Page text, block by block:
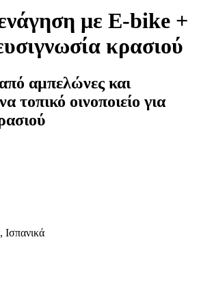
με E-bike +
κρασιού
αμπελώνες και
τοπικό οινοποιείο για
Ισπανικά